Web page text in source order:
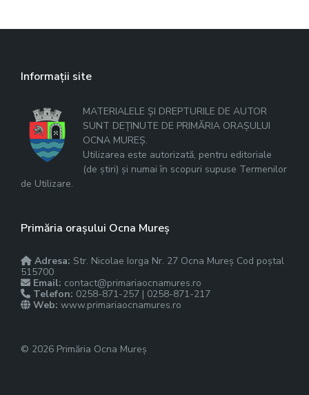
Informații site
MATERIALELE ȘI DREPTURILE DE AUTOR
SUNT DEȚINUTE DE PRIMĂRIA ORAȘULUI
OCNA MUREȘ.
Utilizarea este autorizată, pentru editoriale
(de știri) și numai în scopuri supuse Termenilor
de Utilizare.
Primăria orașului Ocna Mureș
Adresa: Str. Nicolae Iorga Nr. 27 Ocna Mureș Cod poștal
515700
Email: contact@primariaocnamures.ro
Telefon: 0258-871-257 | 0258-871-217
Web: www.primariaocnamures.ro
© 2026 Primăria Ocna Mureș